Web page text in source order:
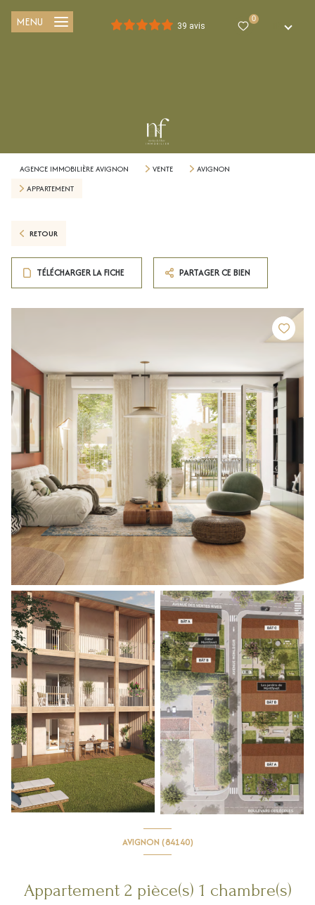
39 avis
0
MENU
AGENCE IMMOBILIÈRE AVIGNON VENTE
AVIGNON
APPARTEMENT
RETOUR
TÉLÉCHARGER LA FICHE PARTAGER CE BIEN
AVIGNON (84140)
Appartement 2 pièce(s) 1 chambre(s)